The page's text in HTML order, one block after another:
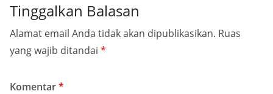
Tinggalkan Balasan
Alamat email Anda tidak akan dipublikasikan. Ruas
yang wajib ditandai *
Komentar*